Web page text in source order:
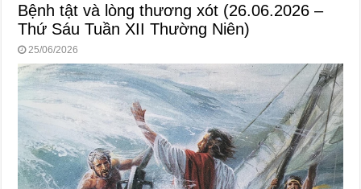
Bệnh tật và lòng thương xót (26.06.2026 –
Thứ Sáu Tuần XII Thường Niên)
25/06/2026